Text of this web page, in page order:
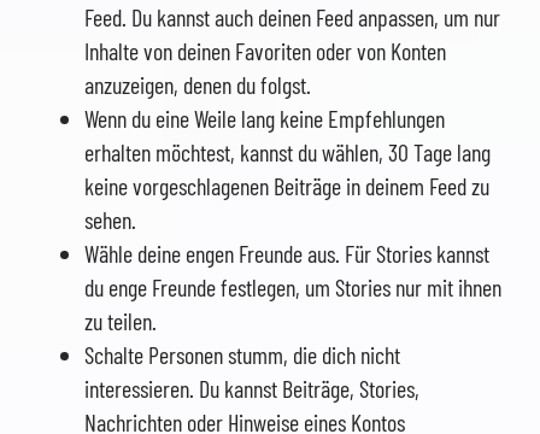
Feed. Du kannst auch deinen Feed anpassen, um nur
Inhalte von deinen Favoriten oder von Konten
anzuzeigen, denen du folgst.
Wenn du eine Weile lang keine Empfehlungen
erhalten möchtest, kannst du wählen, 30 Tage lang
keine vorgeschlagenen Beiträge in deinem Feed zu
sehen.
Wähle deine engen Freunde aus. Für Stories kannst
du enge Freunde festlegen, um Stories nur mit ihnen
zu teilen.
Schalte Personen stumm, die dich nicht
interessieren. Du kannst Beiträge, Stories,
Nachrichten oder Hinweise eines Kontos